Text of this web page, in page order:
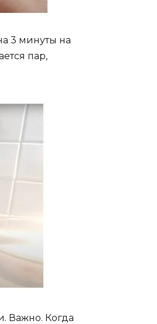
3 минуты на
пар,
Важно. Когда